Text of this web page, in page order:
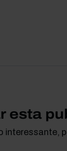
esta
interessante,